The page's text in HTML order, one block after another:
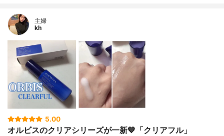
主婦
kh
5.00
オルビスのクリアシリーズが一新💙「クリアフル」